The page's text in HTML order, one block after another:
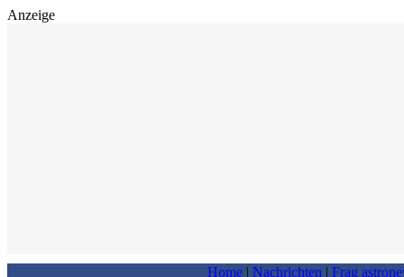
Anzeige
Home | Nachrichten | Frag